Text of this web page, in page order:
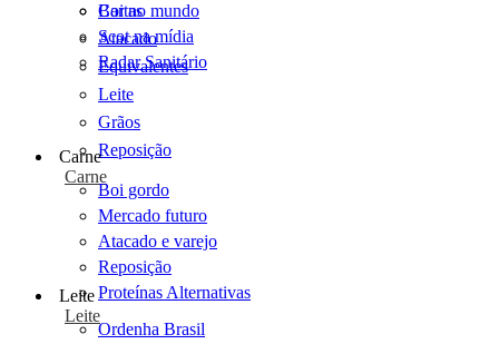
Cartas
Scot na mídia
Radar Sanitário
Boi no mundo
Atacado
Equivalentes
Leite
Grãos
Reposição
Carne
Carne
Boi gordo
Mercado futuro
Atacado e varejo
Reposição
Proteínas Alternativas
Leite
Leite
Ordenha Brasil